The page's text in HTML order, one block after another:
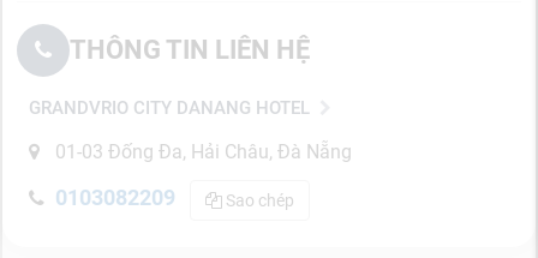
THÔNG TIN LIÊN HỆ
GRANDVRIO CITY DANANG HOTEL
01-03 Đống Đa, Hải Châu, Đà Nẵng
0103082209 Sao chép